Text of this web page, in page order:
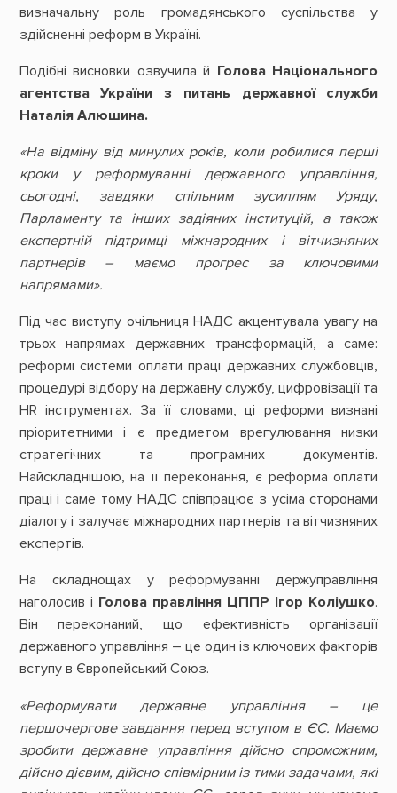
визначальну роль громадянського суспільства у
здійсненні реформ в Україні.
Подібні висновки озвучила й Голова Національного
агентства України з питань державної служби
Наталія Алюшина.
«На відміну від минулих років, коли робилися перші
кроки у реформуванні державного управління,
сьогодні, завдяки спільним зусиллям Уряду,
Парламенту та інших задіяних інституцій, а також
експертній підтримці міжнародних і вітчизняних
партнерів – маємо прогрес за ключовими
напрямами».
Під час виступу очільниця НАДС акцентувала увагу на
трьох напрямах державних трансформацій, а саме:
реформі системи оплати праці державних службовців,
процедурі відбору на державну службу, цифровізації та
HR інструментах. За її словами, ці реформи визнані
пріоритетними і є предметом врегулювання низки
стратегічних та програмних документів.
Найскладнішою, на її переконання, є реформа оплати
праці і саме тому НАДС співпрацює з усіма сторонами
діалогу і залучає міжнародних партнерів та вітчизняних
експертів.
На складнощах у реформуванні держуправління
наголосив і Голова правління ЦППР Ігор Коліушко.
Він переконаний, що ефективність організації
державного управління – це один із ключових факторів
вступу в Європейський Союз.
«Реформувати державне управління – це
першочергове завдання перед вступом в ЄС. Маємо
зробити державне управління дійсно спроможним,
дійсно дієвим, дійсно співмірним із тими задачами, які